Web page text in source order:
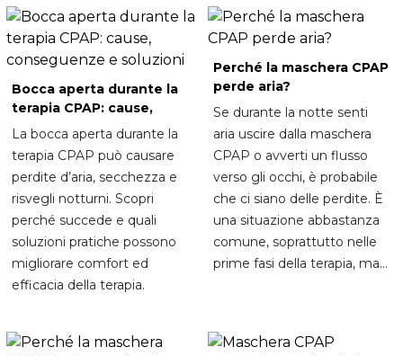
Bocca aperta durante la
terapia CPAP: cause,
conseguenze e soluzioni
La bocca aperta durante la
terapia CPAP può causare
perdite d’aria, secchezza e
risvegli notturni. Scopri
perché succede e quali
soluzioni pratiche possono
migliorare comfort ed
efficacia della terapia.
Perché la maschera CPAP
perde aria?
Se durante la notte senti
aria uscire dalla maschera
CPAP o avverti un flusso
verso gli occhi, è probabile
che ci siano delle perdite. È
una situazione abbastanza
comune, soprattutto nelle
prime fasi della terapia, ma...